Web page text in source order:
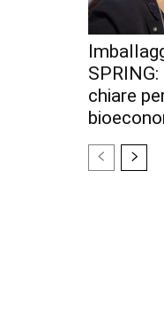
chiare